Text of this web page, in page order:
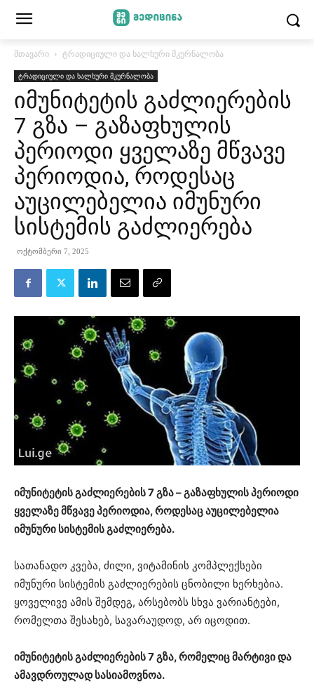
მთავარი ტრადიციული და ხალხური მკურნალობა
ტრადიციული და ხალხური მკურნალობა
იმუნიტეტის გაძლიერების
7 გზა – გაზაფხულის
პერიოდი ყველაზე მწვავე
პერიოდია, როდესაც
აუცილებელია იმუნური
სისტემის გაძლიერება
ოქტომბერი 7, 2025
იმუნიტეტის გაძლიერების 7 გზა – გაზაფხულის პერიოდი
ყველაზე მწვავე პერიოდია, როდესაც აუცილებელია
იმუნური სისტემის გაძლიერება.
სათანადო კვება, ძილი, ვიტამინის კომპლექსები
იმუნური სისტემის გაძლიერების ცნობილი ხერხებია.
ყოველივე ამის შემდეგ, არსებობს სხვა ვარიანტები,
რომელთა შესახებ, სავარაუდოდ, არ იცოდით.
იმუნიტეტის გაძლიერების 7 გზა, რომელიც მარტივი და
ამავდროულად სასიამოვნოა.